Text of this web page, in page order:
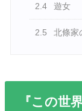
2.4 遊女
2.5 北條家
『この世